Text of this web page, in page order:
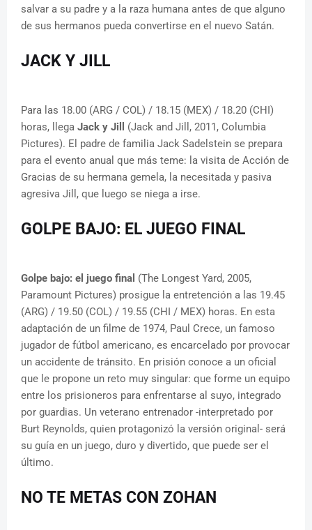
salvar a su padre y a la raza humana antes de que alguno
de sus hermanos pueda convertirse en el nuevo Satán.
JACK Y JILL
Para las 18.00 (ARG / COL) / 18.15 (MEX) / 18.20 (CHI)
horas, llega Jack y Jill
(Jack and Jill, 2011, Columbia
Pictures). El padre de familia Jack Sadelstein se prepara
para el evento anual que más teme: la visita de Acción de
Gracias de su hermana gemela, la necesitada y pasiva
agresiva Jill, que luego se niega a irse.
GOLPE BAJO: EL JUEGO FINAL
Golpe bajo: el juego final (The Longest Yard, 2005,
Paramount Pictures) prosigue la entretención a las 19.45
(ARG) / 19.50 (COL) / 19.55 (CHI / MEX) horas. En esta
adaptación de un filme de 1974, Paul Crece, un famoso
jugador de fútbol americano, es encarcelado por provocar
un accidente de tránsito. En prisión conoce a un oficial
que le propone un reto muy singular: que forme un equipo
entre los prisioneros para enfrentarse al suyo, integrado
por guardias. Un veterano entrenador -interpretado por
Burt Reynolds, quien protagonizó la versión original- será
su guía en un juego, duro y divertido, que puede ser el
último.
NO TE METAS CON ZOHAN